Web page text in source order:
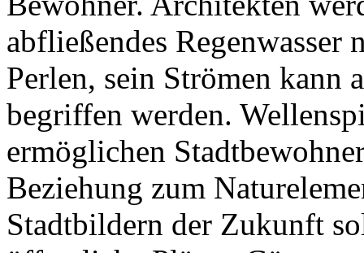
abfließendes Regenwasser
Perlen, sein Strömen kann
begriffen werden.
ermöglichen
Beziehung zum
Stadtbildern der Zukunft